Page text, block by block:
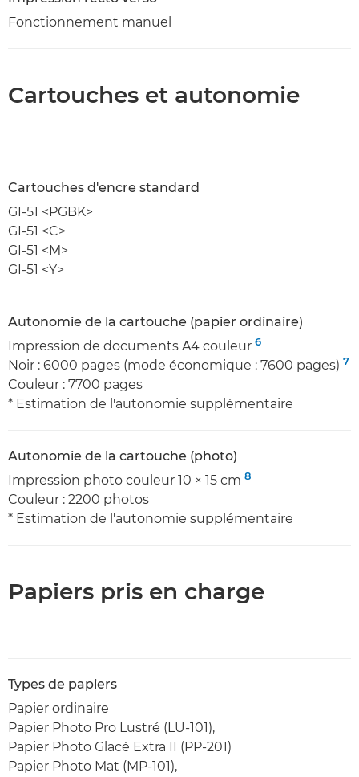
Fonctionnement manuel
Cartouches et autonomie
Cartouches d'encre standard
GI-51 <PGBK>
GI-51 <C>
GI-51 <M>
GI-51 <Y>
Autonomie de la cartouche (papier ordinaire)
Impression de documents A4 couleur 6
Noir : 6000 pages (mode économique : 7600 pages) 7
Couleur : 7700 pages
* Estimation de l'autonomie supplémentaire
Autonomie de la cartouche (photo)
Impression photo couleur 10 × 15 cm 8
Couleur : 2200 photos
* Estimation de l'autonomie supplémentaire
Papiers pris en charge
Types de papiers
Papier ordinaire
Papier Photo Pro Lustré (LU-101),
Papier Photo Glacé Extra II (PP-201)
Papier Photo Mat (MP-101),